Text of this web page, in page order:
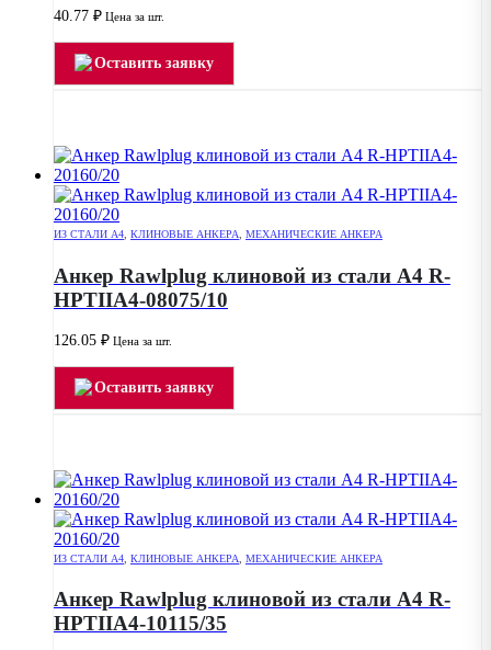
40.77 ₽ Цена за шт.
Оставить заявку
ИЗ СТАЛИ А4 КЛИНОВЫЕ АНКЕРА МЕХАНИЧЕСКИЕ АНКЕРА
Анкер Rawlplug клиновой из стали А4 R-
HPTIIA4-08075/10
126.05 ₽ Цена за шт.
Оставить заявку
ИЗ СТАЛИ А4 КЛИНОВЫЕ АНКЕРА МЕХАНИЧЕСКИЕ АНКЕРА
Анкер Rawlplug клиновой из стали А4 R-
HPTIIA4-10115/35